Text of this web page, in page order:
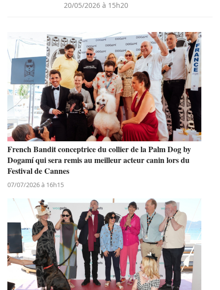
20/05/2026 à 15h20
French Bandit conceptrice du collier de la Palm Dog by
Dogamí qui sera remis au meilleur acteur canin lors du
Festival de Cannes
07/07/2026 à 16h15